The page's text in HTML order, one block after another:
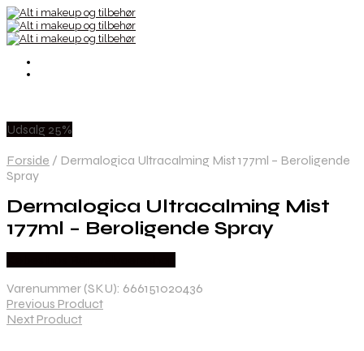
Udsalg 25%
Forside / Dermalogica Ultracalming Mist 177ml – Beroligende
Spray
Dermalogica Ultracalming Mist
177ml – Beroligende Spray
Varenummer (SKU): 666151020436
Previous Product
Next Product